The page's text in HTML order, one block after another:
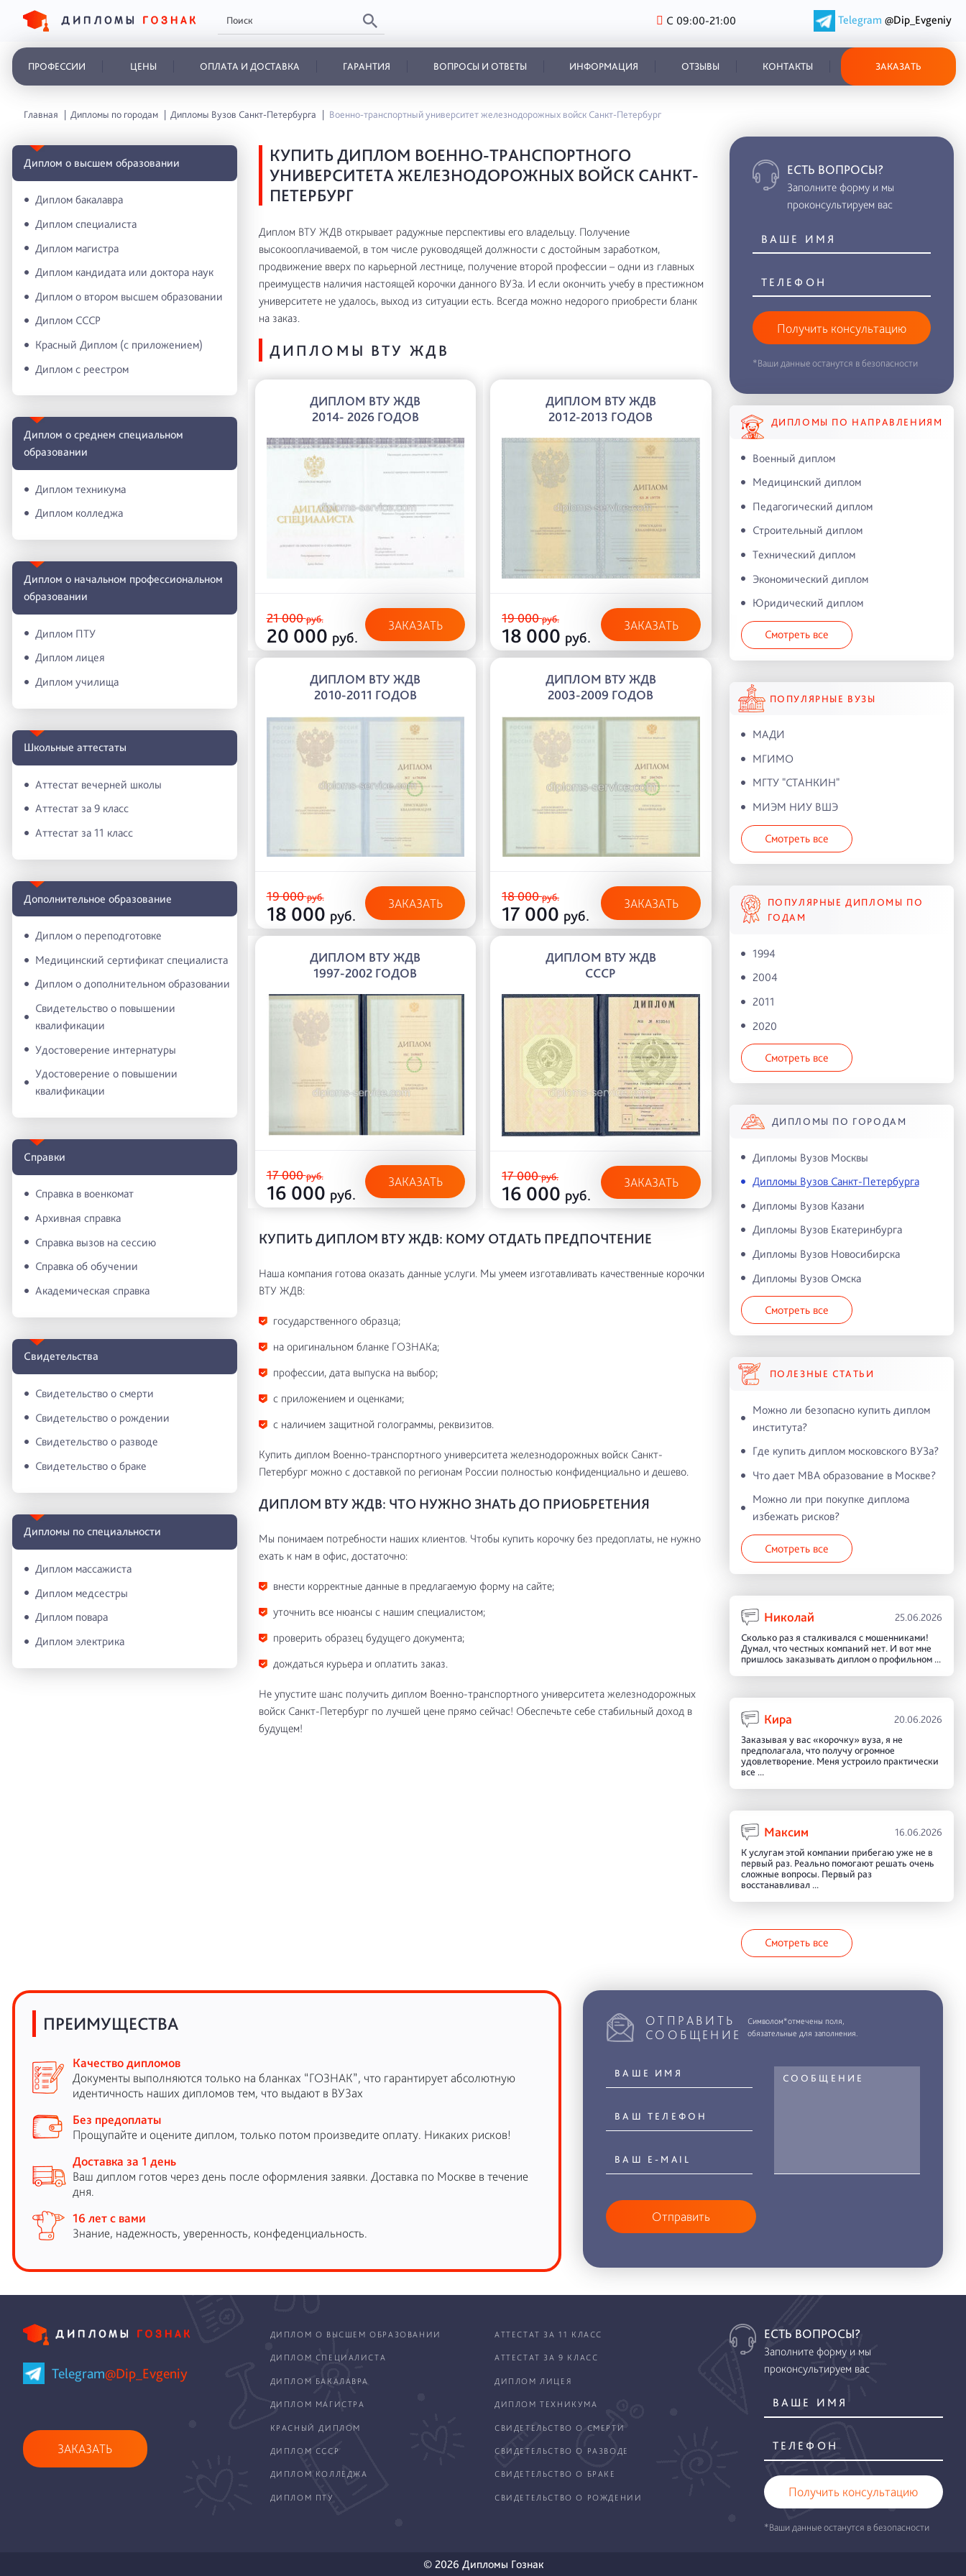
С 09:00-21:00 Telegram @Dip_Evgeniy
ПРОФЕССИИ ЦЕНЫ ОПЛАТА И ДОСТАВКА ГАРАНТИЯ ВОПРОСЫ И ОТВЕТЫ ИНФОРМАЦИЯ ОТЗЫВЫ КОНТАКТЫ ЗАКАЗАТЬ
Главная Дипломы по городам Дипломы Вузов Санкт-Петербурга Военно-транспортный университет железнодорожных войск Санкт-Петербург
Диплом о высшем образовании
Диплом бакалавра
Диплом специалиста
Диплом магистра
Диплом кандидата или доктора наук
Диплом о втором высшем образовании
Диплом СССР
Красный Диплом (с приложением)
Диплом с реестром
Диплом о среднем специальном
образовании
Диплом техникума
Диплом колледжа
Диплом о начальном профессиональном
oбразовании
Диплом ПТУ
Диплом лицея
Диплом училища
Школьные аттестаты
Аттестат вечерней школы
Аттестат за 9 класс
Аттестат за 11 класс
Дополнительное образование
Диплом о переподготовке
Медицинский сертификат специалиста
Диплом о дополнительном образовании
Свидетельство о повышении
квалификации
Удостоверение интернатуры
Удостоверение о повышении
квалификации
Справки
Справка в военкомат
Архивная справка
Справка вызов на сессию
Справка об обучении
Академическая справка
Свидетельства
Свидетельство о смерти
Свидетельство о рождении
Свидетельство о разводе
Свидетельство о браке
Дипломы по специальности
Диплом массажиста
Диплом медсестры
Диплом повара
Диплом электрика
КУПИТЬ ДИПЛОМ ВОЕННО-ТРАНСПОРТНОГО
УНИВЕРСИТЕТА ЖЕЛЕЗНОДОРОЖНЫХ ВОЙСК САНКТ-
ПЕТЕРБУРГ
Диплом ВТУ ЖДВ открывает радужные перспективы его владельцу. Получение
высокооплачиваемой, в том числе руководящей должности с достойным заработком,
продвижение вверх по карьерной лестнице, получение второй профессии – одни из главных
преимуществ наличия настоящей корочки данного ВУЗа. И если окончить учебу в престижном
университете не удалось, выход из ситуации есть. Всегда можно недорого приобрести бланк
на заказ.
ДИПЛОМЫ ВТУ ЖДВ
ДИПЛОМ ВТУ ЖДВ
2014- 2026 ГОДОВ
21 000руб.
20 000 руб.
ЗАКАЗАТЬ
ДИПЛОМ ВТУ ЖДВ
2012-2013 ГОДОВ
19 000руб.
18 000 руб.
ЗАКАЗАТЬ
ДИПЛОМ ВТУ ЖДВ
2010-2011 ГОДОВ
19 000руб.
18 000 руб.
ЗАКАЗАТЬ
ДИПЛОМ ВТУ ЖДВ
2003-2009 ГОДОВ
18 000руб.
17 000 руб.
ЗАКАЗАТЬ
ДИПЛОМ ВТУ ЖДВ
1997-2002 ГОДОВ
17 000руб.
16 000 руб.
ЗАКАЗАТЬ
ДИПЛОМ ВТУ ЖДВ
СССР
17 000руб.
16 000 руб.
ЗАКАЗАТЬ
КУПИТЬ ДИПЛОМ ВТУ ЖДВ: КОМУ ОТДАТЬ ПРЕДПОЧТЕНИЕ
Наша компания готова оказать данные услуги. Мы умеем изготавливать качественные корочки
ВТУ ЖДВ:
государственного образца;
на оригинальном бланке ГОЗНАКа;
профессии, дата выпуска на выбор;
с приложением и оценками;
с наличием защитной голограммы, реквизитов.
Купить диплом Военно-транспортного университета железнодорожных войск Санкт-
Петербург можно с доставкой по регионам России полностью конфиденциально и дешево.
ДИПЛОМ ВТУ ЖДВ: ЧТО НУЖНО ЗНАТЬ ДО ПРИОБРЕТЕНИЯ
Мы понимаем потребности наших клиентов. Чтобы купить корочку без предоплаты, не нужно
ехать к нам в офис, достаточно:
внести корректные данные в предлагаемую форму на сайте;
уточнить все нюансы с нашим специалистом;
проверить образец будущего документа;
дождаться курьера и оплатить заказ.
Не упустите шанс получить диплом Военно-транспортного университета железнодорожных
войск Санкт-Петербург по лучшей цене прямо сейчас! Обеспечьте себе стабильный доход в
будущем!
ЕСТЬ ВОПРОСЫ?
Заполните форму и мы
проконсультируем вас
Получить консультацию
*Ваши данные останутся в безопасности
ДИПЛОМЫ ПО НАПРАВЛЕНИЯМ
Военный диплом
Медицинский диплом
Педагогический диплом
Строительный диплом
Технический диплом
Экономический диплом
Юридический диплом
Смотреть все
ПОПУЛЯРНЫЕ ВУЗЫ
МАДИ
МГИМО
МГТУ "СТАНКИН"
МИЭМ НИУ ВШЭ
Смотреть все
ПОПУЛЯРНЫЕ ДИПЛОМЫ ПО
ГОДАМ
1994
2004
2011
2020
Смотреть все
ДИПЛОМЫ ПО ГОРОДАМ
Дипломы Вузов Москвы
Дипломы Вузов Санкт-Петербурга
Дипломы Вузов Казани
Дипломы Вузов Екатеринбурга
Дипломы Вузов Новосибирска
Дипломы Вузов Омска
Смотреть все
ПОЛЕЗНЫЕ СТАТЬИ
Можно ли безопасно купить диплом
института?
Где купить диплом московского ВУЗа?
Что дает MBA образование в Москве?
Можно ли при покупке диплома
избежать рисков?
Смотреть все
Николай 25.06.2026
Сколько раз я сталкивался с мошенниками!
Думал, что честных компаний нет. И вот мне
пришлось заказывать диплом о профильном ...
Кира 20.06.2026
Заказывая у вас «корочку» вуза, я не
предполагала, что получу огромное
удовлетворение. Меня устроило практически
все ...
Максим 16.06.2026
К услугам этой компании прибегаю уже не в
первый раз. Реально помогают решать очень
сложные вопросы. Первый раз
восстанавливал ...
Смотреть все
ПРЕИМУЩЕСТВА
Качество дипломов
Документы выполняются только на бланках “ГОЗНАК”, что гарантирует абсолютную
идентичность наших дипломов тем, что выдают в ВУЗах
Без предоплаты
Прощупайте и оцените диплом, только потом произведите оплату. Никаких рисков!
Доставка за 1 день
Ваш диплом готов через день после оформления заявки. Доставка по Москве в течение
дня.
16 лет с вами
Знание, надежность, уверенность, конфеденциальность.
ОТПРАВИТЬ
СООБЩЕНИЕ
Символом*отмечены поля,
обязательные для заполнения.
Отправить
Telegram@Dip_Evgeniy
ЗАКАЗАТЬ
ДИПЛОМ О ВЫСШЕМ ОБРАЗОВАНИИ АТТЕСТАТ ЗА 11 КЛАСС
ДИПЛОМ СПЕЦИАЛИСТА АТТЕСТАТ ЗА 9 КЛАСС
ДИПЛОМ БАКАЛАВРА ДИПЛОМ ЛИЦЕЯ
ДИПЛОМ МАГИСТРА ДИПЛОМ ТЕХНИКУМА
КРАСНЫЙ ДИПЛОМ СВИДЕТЕЛЬСТВО О СМЕРТИ
ДИПЛОМ СССР СВИДЕТЕЛЬСТВО О РАЗВОДЕ
ДИПЛОМ КОЛЛЕДЖА СВИДЕТЕЛЬСТВО О БРАКЕ
ДИПЛОМ ПТУ СВИДЕТЕЛЬСТВО О РОЖДЕНИИ
ЕСТЬ ВОПРОСЫ?
Заполните форму и мы
проконсультируем вас
Получить консультацию
*Ваши данные останутся в безопасности
© 2026 Дипломы Гознак